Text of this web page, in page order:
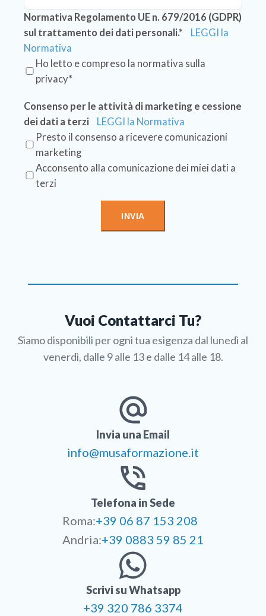
Normativa Regolamento UE n. 679/2016 (GDPR)
sul trattamento dei dati personali.*
LEGGI la
Normativa
Ho letto e compreso la normativa sulla
privacy*
Consenso per le attività di marketing e cessione
dei dati a terzi
LEGGI la Normativa
Presto il consenso a ricevere comunicazioni
marketing
Acconsento alla comunicazione dei miei dati a
terzi
Vuoi Contattarci Tu?
Siamo disponibili per ogni tua esigenza dal lunedì al
venerdì, dalle 9 alle 13 e dalle 14 alle 18.
Invia una Email
info@musaformazione.it
Telefona in Sede
Roma:+39 06 87 153 208
Andria:+39 0883 59 85 21
Scrivi su Whatsapp
+39 320 786 3374